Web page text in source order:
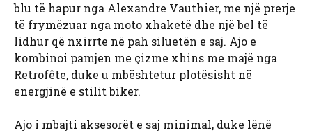
blu të hapur nga Alexandre Vauthier, me një prerje
të frymëzuar nga moto xhaketë dhe një bel të
lidhur që nxirrte në pah siluetën e saj. Ajo e
kombinoi pamjen me çizme xhins me majë nga
Retrofête, duke u mbështetur plotësisht në
energjinë e stilit biker.
Ajo i mbajti aksesorët e saj minimal, duke lënë